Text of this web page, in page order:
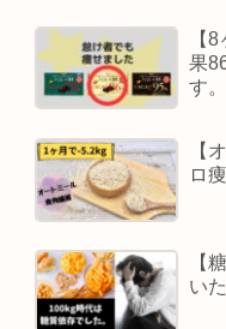
【
果
す。
【
ロ
【
い